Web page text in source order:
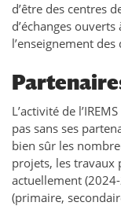
d’être des centres
d’échanges
l’enseignement
L’activité de
pas sans ses
bien sûr les
projets, les travaux
actuellement
(primaire,